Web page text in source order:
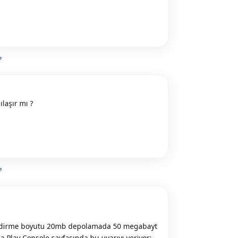
mı ?
boyutu 20mb depolamada 50 megabayt